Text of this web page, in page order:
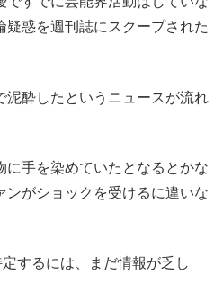
疑惑を週刊誌にスクープされた
泥酔したというニュースが流れ
に手を染めていたとなるとかな
ンがショックを受けるに違いな
するには、まだ情報が乏し